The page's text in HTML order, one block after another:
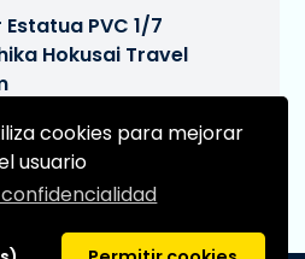
cookies para mejorar
usuario
PVC 1/7
Hokusai Travel
cambios]